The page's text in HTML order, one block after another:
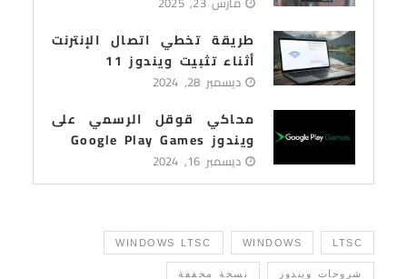
طريقة تخطي اتصال الإنترنت
أثناء تثبيت ويندوز 11
ديسمبر 28, 2024
محاكي قوقل الرسمي على
ويندوز Google Play Games
ديسمبر 16, 2024
LTSC
WINDOWS
WINDOWS LTSC
شروحات ويندوز نسخة مخففة